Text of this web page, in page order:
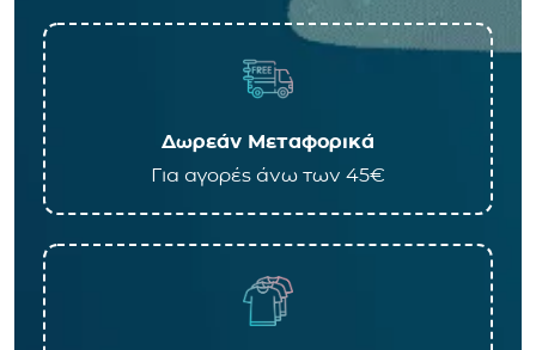
Δωρεάν Μεταφορικά
Για αγορές άνω των 45€